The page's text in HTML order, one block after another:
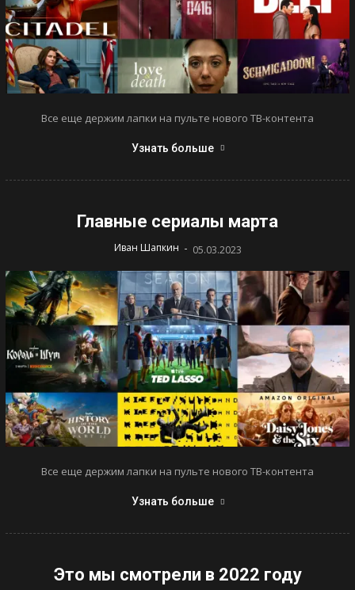
Все еще держим лапки на пульте нового ТВ-контента
Узнать больше
Главные сериалы марта
Иван Шапкин - 05.03.2023
Все еще держим лапки на пульте нового ТВ-контента
Узнать больше
Это мы смотрели в 2022 году